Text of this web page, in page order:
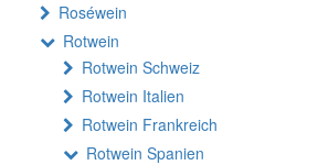
Roséwein
Rotwein
Rotwein Schweiz
Rotwein Italien
Rotwein Frankreich
Rotwein Spanien